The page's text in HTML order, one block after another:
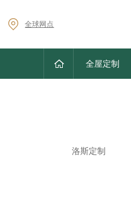
全球网点
全屋定制
洛斯定制